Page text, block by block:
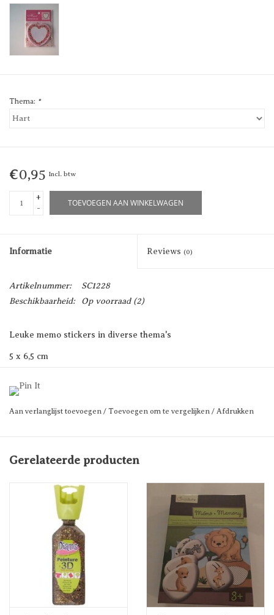
Thema: *
€0,95 Incl. btw
+
-
TOEVOEGEN AAN WINKELWAGEN
Informatie Reviews (0)
Artikelnummer:
SC1228
Beschikbaarheid:
Op voorraad(2)
Leuke memo stickers in diverse thema's
5 x 6,5 cm
Aan verlanglijst toevoegen / Toevoegen om te vergelijken / Afdrukken
Gerelateerde producten